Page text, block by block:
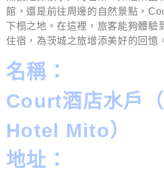
館，還是前往周邊的自然景點，
下榻之地。在這裡，旅客能夠體驗
住宿，為茨城之旅增添美好的回憶
名稱：
Court酒店水戶
Hotel Mito）
地址：